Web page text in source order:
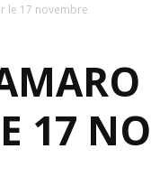
le 17 novembre
17